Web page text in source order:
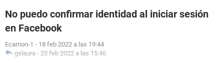
No puedo confirmar identidad al iniciar sesión
en Facebook
Ecarrion-1 - 18 feb 2022 a las 19:44
gslaura - 23 feb 2022 a las 15:46